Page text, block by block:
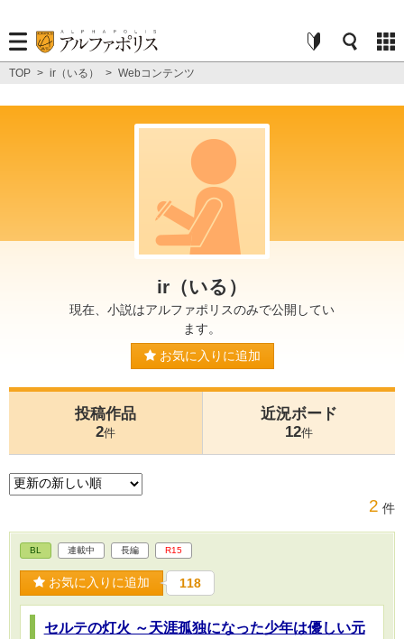
TOP > ir（いる） > Webコンテンツ
ir（いる）
現在、小説はアルファポリスのみで公開してい
ます。
お気に入りに追加
投稿作品
2件
近況ボード
12件
2 件
BL 連載中 長編 R15
お気に入りに追加 118
セルテの灯火 ～天涯孤独になった少年は優しい元